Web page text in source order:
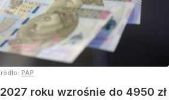
PAP
roku wzrośnie do 4950 zł